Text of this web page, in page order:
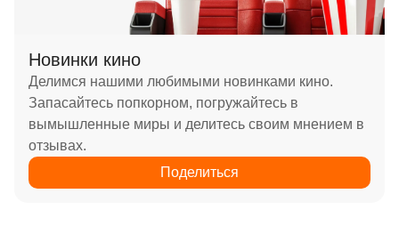
Новинки кино
Делимся нашими любимыми новинками кино.
Запасайтесь попкорном, погружайтесь в
вымышленные миры и делитесь своим мнением в
отзывах.
Поделиться